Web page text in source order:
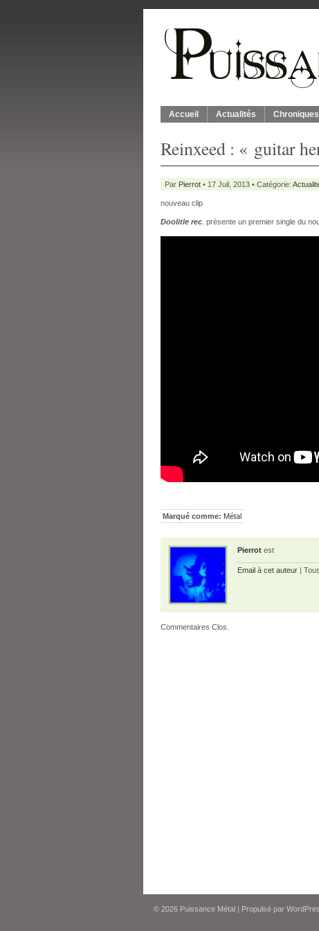
Accueil Actualités Chroniques
Reinxeed : « guitar
Par Pierrot • 17 Juil, 2013 • Catégorie:
nouveau clip
Doolitle rec . présente un premier single du
Marqué comme: Métal
Pierrot est
Email à cet auteur |
Commentaires Clos.
© 2026 Puissance Métal | Propulsé par